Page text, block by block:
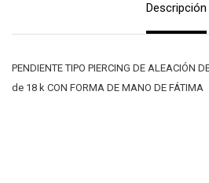
Descripción
PENDIENTE TIPO PIERCING DE ALEACIÓN
de 18 k CON FORMA DE MANO DE FÁTIMA